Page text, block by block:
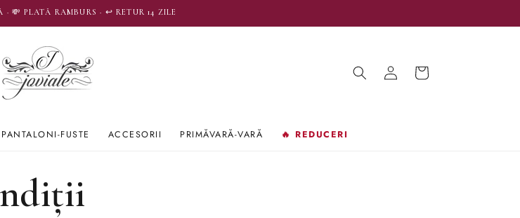
· 💸 PLATĂ RAMBURS · ↩️ RETUR 14 ZILE
Conectați-
vă
Coș
PANTALONI-FUSTE ACCESORII PRIMĂVARĂ-VARĂ 🔥 REDUCERI